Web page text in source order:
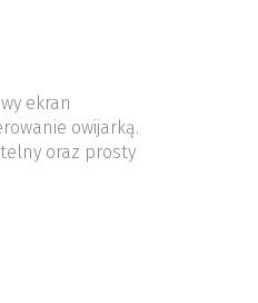
ekran
owijarką.
oraz prosty